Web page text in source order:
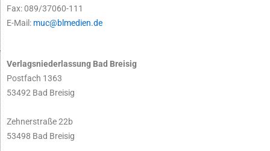
Fax: 089/37060-111
E-Mail: muc@blmedien.de
Verlagsniederlassung Bad Breisig
Postfach 1363
53492 Bad Breisig
Zehnerstraße 22b
53498 Bad Breisig